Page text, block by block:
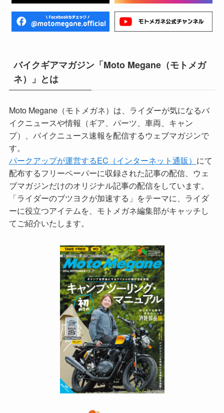
バイクギアマガジン「Moto Megane（モトメガ
ネ）」とは
Moto Megane（モトメガネ）は、ライダーが気になるバ
イクニュースや情報（ギア、パーツ、車両、キャン
プ）、バイクニュース速報を配信するウェブマガジンで
す。
パークアップが運営するEC（インターネット通販） にて
配布するフリーペーパーに収録された記事の配信、ウェ
ブマガジンだけのオリジナル記事の配信をしています。
「ライダーのブツヨクが加速する」をテーマに、ライダ
ーに役立つアイテムを、モトメガネ編集部がキャッチし
てご紹介いたします。